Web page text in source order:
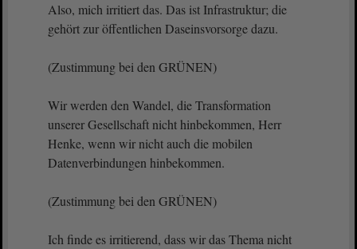
Also, mich irritiert das. Das ist Infrastruktur; die
gehört zur öffentlichen Daseinsvorsorge dazu.
(Zustimmung bei den GRÜNEN)
Wir werden den Wandel, die Transformation
unserer Gesellschaft nicht hinbekommen, Herr
Henke, wenn wir nicht auch die mobilen
Datenverbindungen hinbekommen.
(Zustimmung bei den GRÜNEN)
Ich finde es irritierend, dass wir das Thema nicht